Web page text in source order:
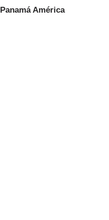
Panamá América